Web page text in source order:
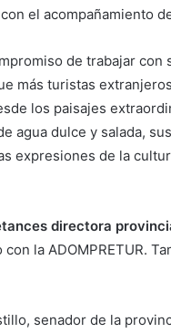
el acompañamiento
de trabajar
más turistas
los paisajes
agua dulce y salada,
expresiones de la
directora
la ADOMPRETUR.
senador de la